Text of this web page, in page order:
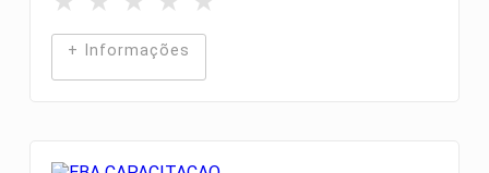
+ Informações